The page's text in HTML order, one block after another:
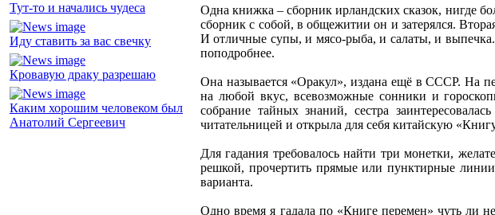
Тут-то и начались чудеса
Иду ставить за вас свечку
Кровавую драку разрешаю
Каким хорошим человеком был
Анатолий Сергеевич
Одна книжка – сборник ирландских сказок, нигде
сборник с собой, в общежитии он и затерялся.
И отличные супы, и мясо-рыба, и салаты, и выпечка.
поподробнее.
Она называется «Оракул», издана ещё в СССР. На
на любой вкус, всевозможные сонники и
собрание тайных знаний, сестра
читательницей и открыла для себя китайскую
Для гадания требовалось найти три монетки,
решкой, прочертить прямые или пунктирные
варианта.
Одно время я гадала по «Книге перемен» чуть ли